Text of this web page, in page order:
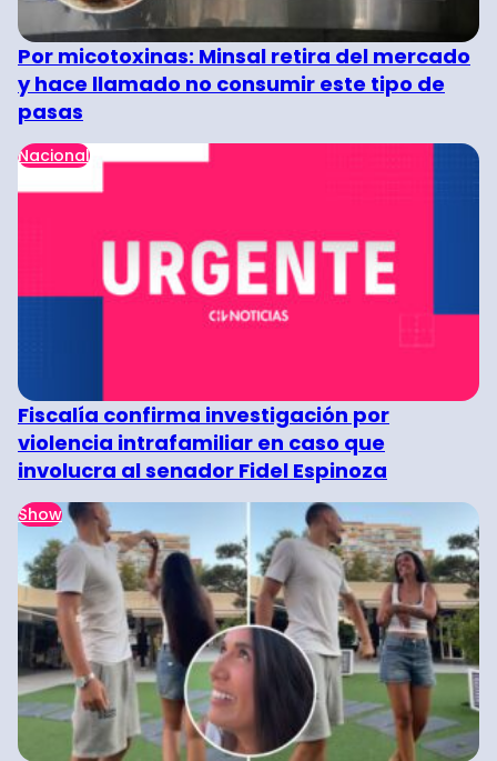
Por micotoxinas: Minsal retira del mercado
y hace llamado no consumir este tipo de
pasas
Nacional
Fiscalía confirma investigación por
violencia intrafamiliar en caso que
involucra al senador Fidel Espinoza
Show